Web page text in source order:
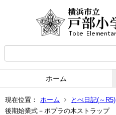
ホーム
現在位置： ホーム とべ日記(～R5)
後期始業式－ポプラの木ストラップ